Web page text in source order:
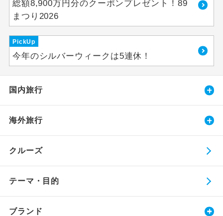
総額8,900万円分のクーポンプレゼント！89
まつり2026
PickUp
今年のシルバーウィークは5連休！
国内旅行
海外旅行
クルーズ
テーマ・目的
ブランド